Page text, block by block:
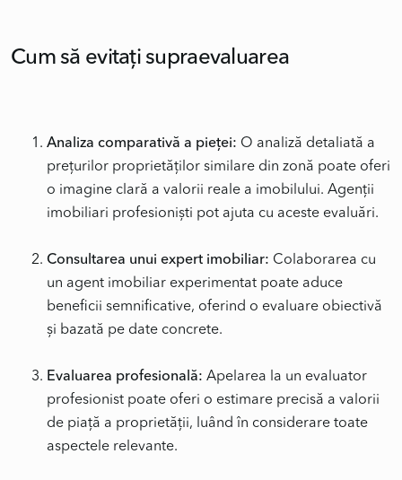
Cum să evitați supraevaluarea
Analiza comparativă a pieței: O analiză detaliată a
prețurilor proprietăților similare din zonă poate oferi
o imagine clară a valorii reale a imobilului. Agenții
imobiliari profesioniști pot ajuta cu aceste evaluări.
Consultarea unui expert imobiliar: Colaborarea cu
un agent imobiliar experimentat poate aduce
beneficii semnificative, oferind o evaluare obiectivă
și bazată pe date concrete.
Evaluarea profesională: Apelarea la un evaluator
profesionist poate oferi o estimare precisă a valorii
de piață a proprietății, luând în considerare toate
aspectele relevante.